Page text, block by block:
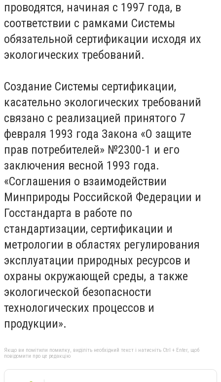
проводятся, начиная с 1997 года, в
соответствии с рамками Системы
обязательной сертификации исходя их
экологических требований.
Создание Системы сертификации,
касательно экологических требований
связано с реализацией принятого 7
февраля 1993 года Закона «О защите
прав потребителей» №2300-1 и его
заключения весной 1993 года.
«Соглашения о взаимодействии
Минприроды Российской Федерации и
Госстандарта в работе по
стандартизации, сертификации и
метрологии в областях регулирования
эксплуатации природных ресурсов и
охраны окружающей среды, а также
экологической безопасности
технологических процессов и
продукции».
Якщо ви помітили помилку, виділіть необхідний текст і натисніть Ctrl + Enter, щоб
повідомити про це редакцію